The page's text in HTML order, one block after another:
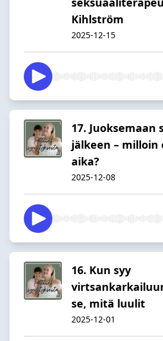
Kihlström
2025-12-15
17. Juoksemaan
jälkeen – milloin
aika?
2025-12-08
16. Kun syy
se, mitä luulit
2025-12-01